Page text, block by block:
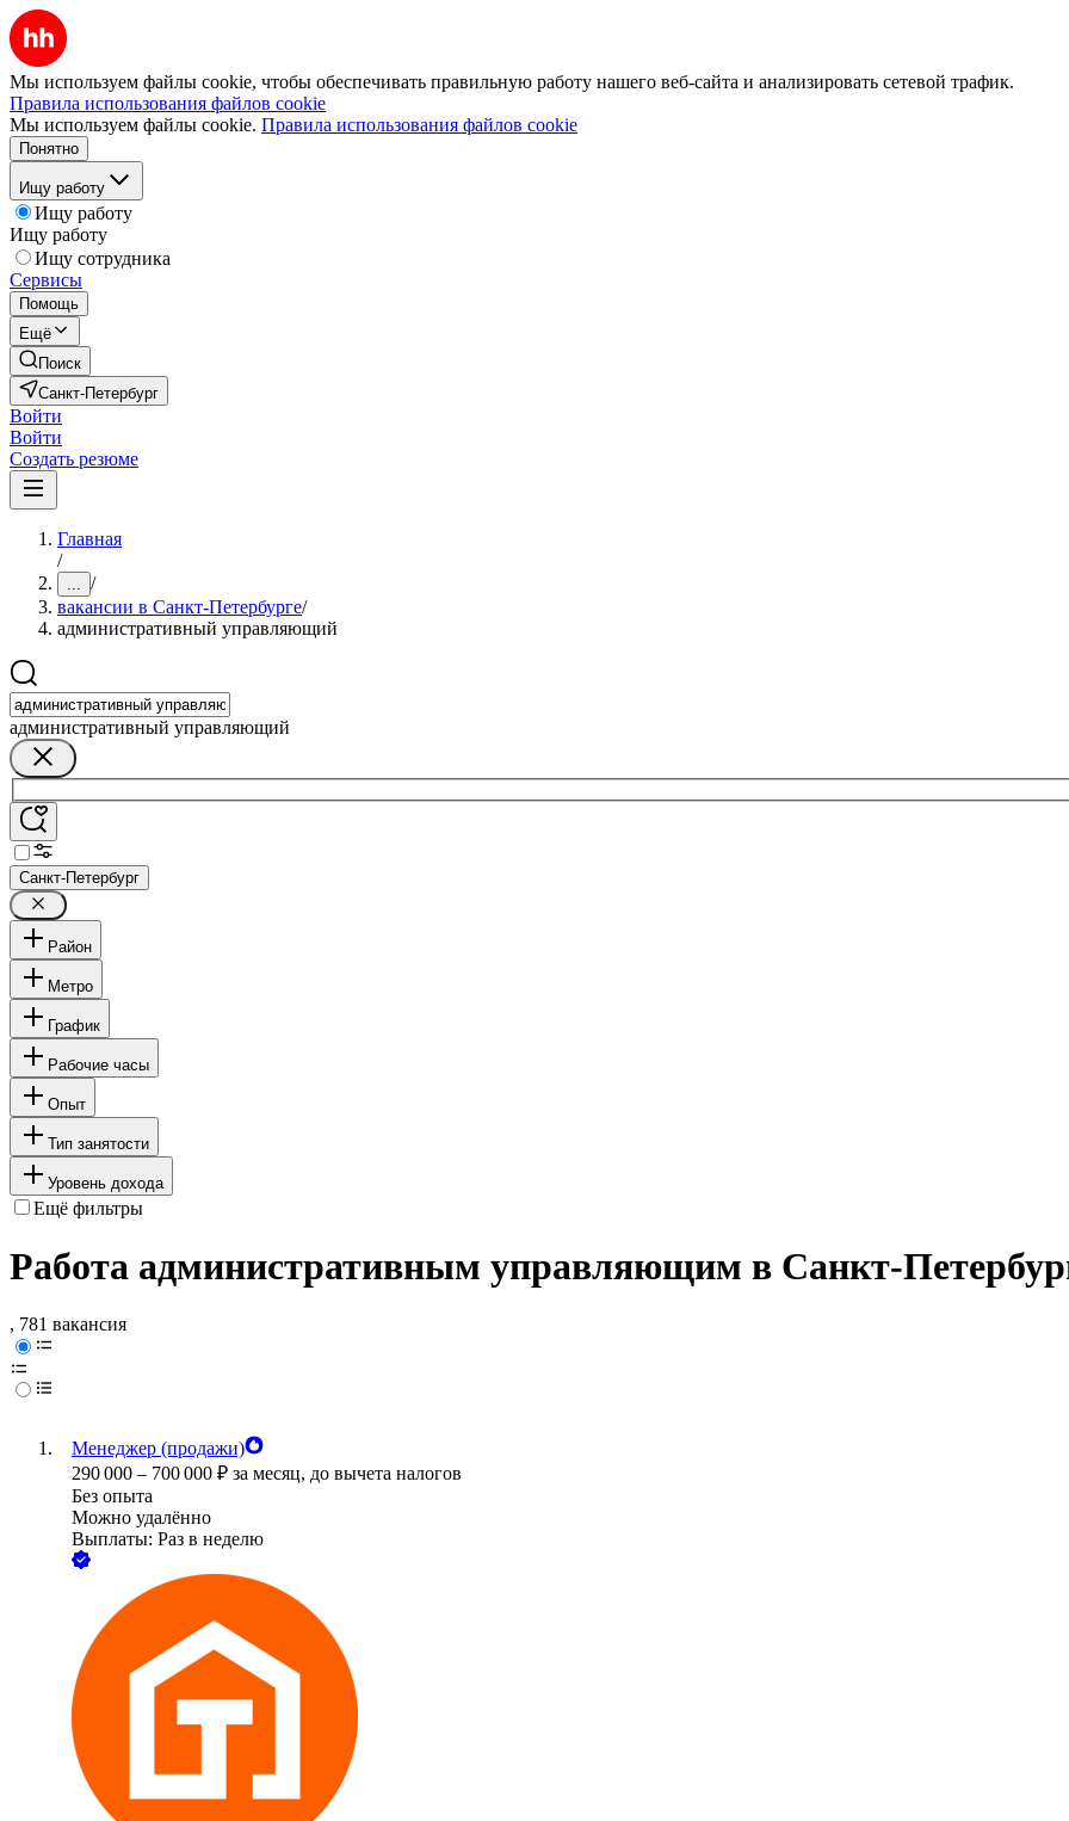
Мы используем файлы cookie, чтобы обеспечивать правильную работу нашего веб-сайта и анализировать сетевой трафик.
Правила использования файлов cookie
Мы используем файлы cookie. Правила использования файлов cookie
Понятно
Ищу работу
Ищу работу
Ищу работу
Ищу сотрудника
Сервисы
Помощь
Ещё
Поиск
Санкт-Петербург
Войти
Войти
Создать резюме
Главная
/
... /
вакансии в Санкт-Петербурге/
административный управляющий
административный управляющий
Санкт-Петербург
Район
Метро
График
Рабочие часы
Опыт
Тип занятости
Уровень дохода
Ещё фильтры
Работа административным управляющим в Санкт-
, 781 вакансия
Менеджер (продажи)
290 000 – 700 000 ₽ за месяц, до вычета налогов
Без опыта
Можно удалённо
Выплаты: Раз в неделю